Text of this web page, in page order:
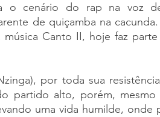
o cenário do rap na voz
de quiçamba na
Canto II, hoje faz
por toda sua
partido alto, porém,
uma vida humilde, onde